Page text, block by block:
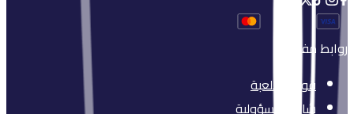
روابط مفيدة
قواعد اللعبة
شارك بمسؤولية